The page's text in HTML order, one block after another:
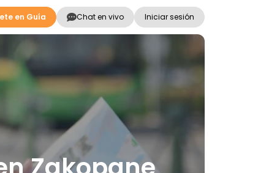
en Guía Chat en vivo Iniciar sesión